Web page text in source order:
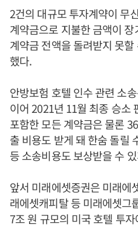
2건의 대규모 투자계약이 무
계약금으로 지불한 금액이
계약금 전액을 돌려받지 못
했다.
안방보험 호텔 인수 관련 소
이어 2021년 11월 최종 승소
포함한 모든 계약금은 물론
출 비용도 받게 돼 한숨 돌릴
등 소송비용도 보상받을 수
앞서 미래에셋증권은 미래에
래에셋캐피탈 등 미래에셋그
7조 원 규모의 미국 호텔 투